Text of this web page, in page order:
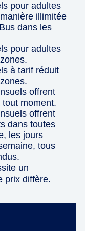
pour adultes
illimitée
dans les
pour adultes
à tarif réduit
offrent
moment.
offrent
dans toutes
les jours
tous
un
prix diffère.